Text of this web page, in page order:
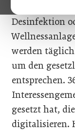
Desinfektion
werden
um den
entsprechen.
gesetzt hat,
digitalisieren.